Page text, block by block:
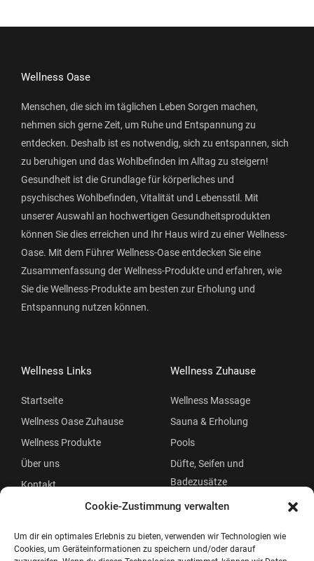
Cookie-Zustimmung verwalten
Um dir ein optimales Erlebnis zu bieten, verwenden wir Technologien wie
Cookies, um Geräteinformationen zu speichern und/oder darauf
Wellness Oase
Menschen, die sich im täglichen Leben Sorgen machen,
nehmen sich gerne Zeit, um Ruhe und Entspannung zu
entdecken. Deshalb ist es notwendig, sich zu entspannen, sich
zu beruhigen und das Wohlbefinden im Alltag zu steigern!
Gesundheit ist die Grundlage für körperliches und
psychisches Wohlbefinden, Vitalität und Lebensstil. Mit
unserer Auswahl an hochwertigen Gesundheitsprodukten
können Sie dies erreichen und Ihr Haus wird zu einer Wellness-
Oase. Mit dem Führer Wellness-Oase entdecken Sie eine
Zusammenfassung der Wellness-Produkte und erfahren, wie
Sie die Wellness-Produkte am besten zur Erholung und
Entspannung nutzen können.
Wellness Links
Startseite
Wellness Oase Zuhause
Wellness Produkte
Über uns
Kontakt
Wellness Zuhause
Wellness Massage
Sauna & Erholung
Pools
Düfte, Seifen und
Badezusätze
Beauty